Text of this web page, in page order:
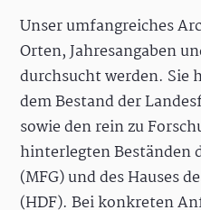
Unser umfangreiches
Orten, Jahresangaben
durchsucht werden. Sie
dem Bestand der
sowie den rein zu
hinterlegten Beständen
(MFG) und des Hauses
(HDF). Bei konkreten